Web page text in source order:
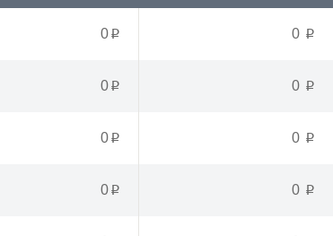
0p 0 p
0p 0 p
0p 0 p
0p 0 p